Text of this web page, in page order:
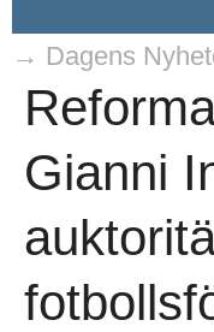
→ Dagens
Gianni